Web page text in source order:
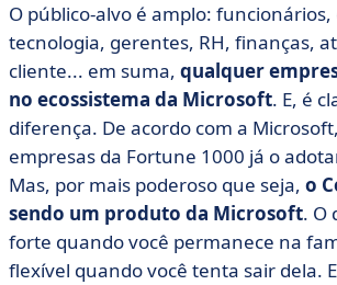
O público-alvo é amplo: funcionários,
tecnologia, gerentes, RH, finanças,
cliente... em suma, qualquer
no ecossistema da Microsoft. E, é
diferença. De acordo com a
empresas da Fortune 1000 já o
Mas, por mais poderoso que seja, o
sendo um produto da Microsoft. O
forte quando você permanece na
flexível quando você tenta sair dela.